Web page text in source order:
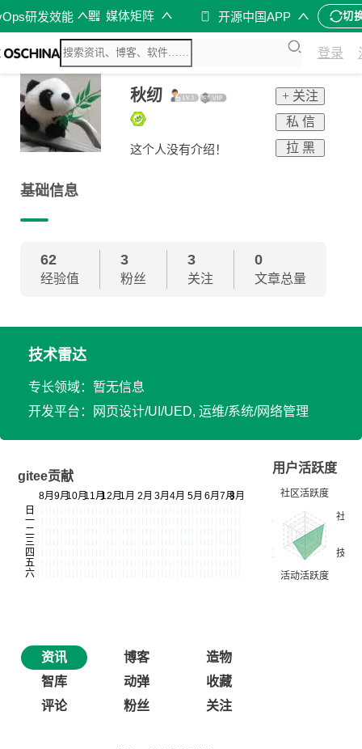
研发效能 媒体矩阵 开源中国APP 切
登录
秋纫
这个人没有介绍！
+ 关注
私 信
拉 黑
基础信息
62
经验值
3
粉丝
3
关注
0
文章总量
技术雷达
专长领域：暂无信息
开发平台：网页设计/UI/UED, 运维/系统/网络管理
gitee贡献
用户活跃度
资讯 博客
造物
智库
动弹
收藏
评论
粉丝 关注